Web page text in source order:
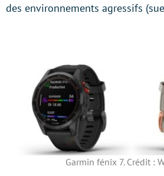
des environnements agressifs
Garmin fénix 7. Crédit :